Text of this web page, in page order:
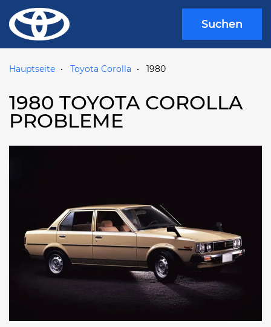
Suchen
Hauptseite Toyota Corolla 1980
1980 TOYOTA COROLLA
PROBLEME